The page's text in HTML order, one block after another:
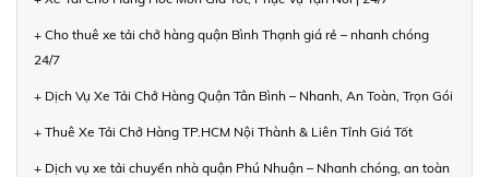
+ Cho thuê xe tải chở hàng quận Bình Thạnh giá rẻ – nhanh chóng
24/7
+ Dịch Vụ Xe Tải Chở Hàng Quận Tân Bình – Nhanh, An Toàn, Trọn Gói
+ Thuê Xe Tải Chở Hàng TP.HCM Nội Thành & Liên Tỉnh Giá Tốt
+ Dịch vụ xe tải chuyển nhà quận Phú Nhuận – Nhanh chóng, an toàn